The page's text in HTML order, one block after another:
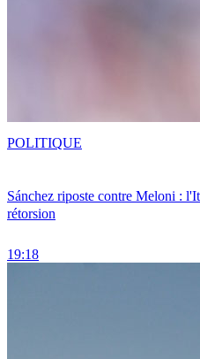
Sánchez riposte contre Meloni :
rétorsion
19:18
POLITIQUE